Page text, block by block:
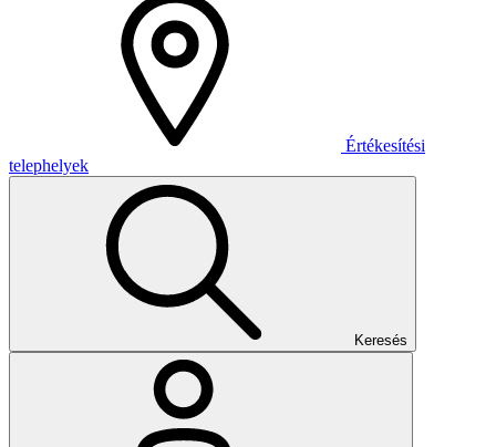
Értékesítési
telephelyek
Keresés